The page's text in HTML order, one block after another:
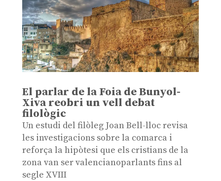
El parlar de la Foia de Bunyol-
Xiva reobri un vell debat
filològic
Un estudi del filòleg Joan Bell-lloc revisa
les investigacions sobre la comarca i
reforça la hipòtesi que els cristians de la
zona van ser valencianoparlants fins al
segle XVIII